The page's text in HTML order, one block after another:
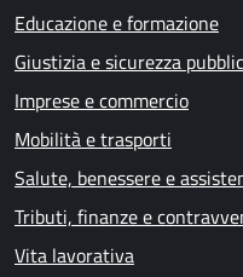
Educazione e formazione
Giustizia e sicurezza
Imprese e commercio
Mobilità e trasporti
Salute, benessere e
Tributi, finanze e
Vita lavorativa